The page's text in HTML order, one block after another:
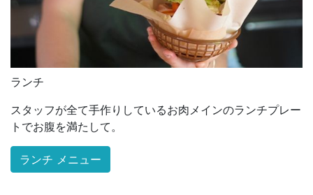
ランチ
スタッフが全て手作りしているお肉メインのランチプレー
トでお腹を満たして。
ランチ メニュー